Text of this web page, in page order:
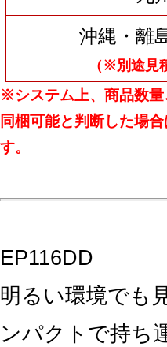
沖縄・離
（※別途見
※システム上、商品数量
同梱可能と判断した場
す。
EP116DD
明るい環境でも
ンパクトで持ち